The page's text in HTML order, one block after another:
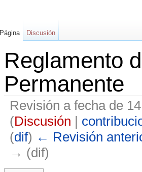
Reglamento
Permanente
Revisión a fecha de
(Discusión |
(dif) ← Revisión
→ (dif)
Página Discusión